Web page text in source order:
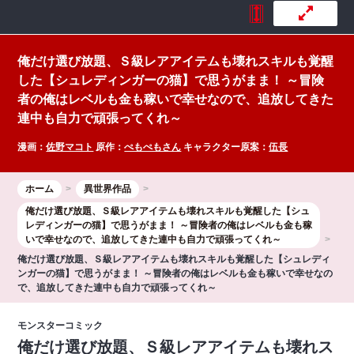
俺だけ選び放題、Ｓ級レアアイテムも壊れスキルも覚醒
した【シュレディンガーの猫】で思うがまま！ ～冒険
者の俺はレベルも金も稼いで幸せなので、追放してきた
連中も自力で頑張ってくれ～
漫画：佐野マコト 原作：ぺもぺもさん キャラクター原案：伍長
ホーム
異世界作品
俺だけ選び放題、Ｓ級レアアイテムも壊れスキルも覚醒した【シュ
レディンガーの猫】で思うがまま！ ～冒険者の俺はレベルも金も稼
いで幸せなので、追放してきた連中も自力で頑張ってくれ～
俺だけ選び放題、Ｓ級レアアイテムも壊れスキルも覚醒した【シュレディ
ンガーの猫】で思うがまま！ ～冒険者の俺はレベルも金も稼いで幸せなの
で、追放してきた連中も自力で頑張ってくれ～
モンスターコミック
俺だけ選び放題、Ｓ級レアアイテムも壊れス